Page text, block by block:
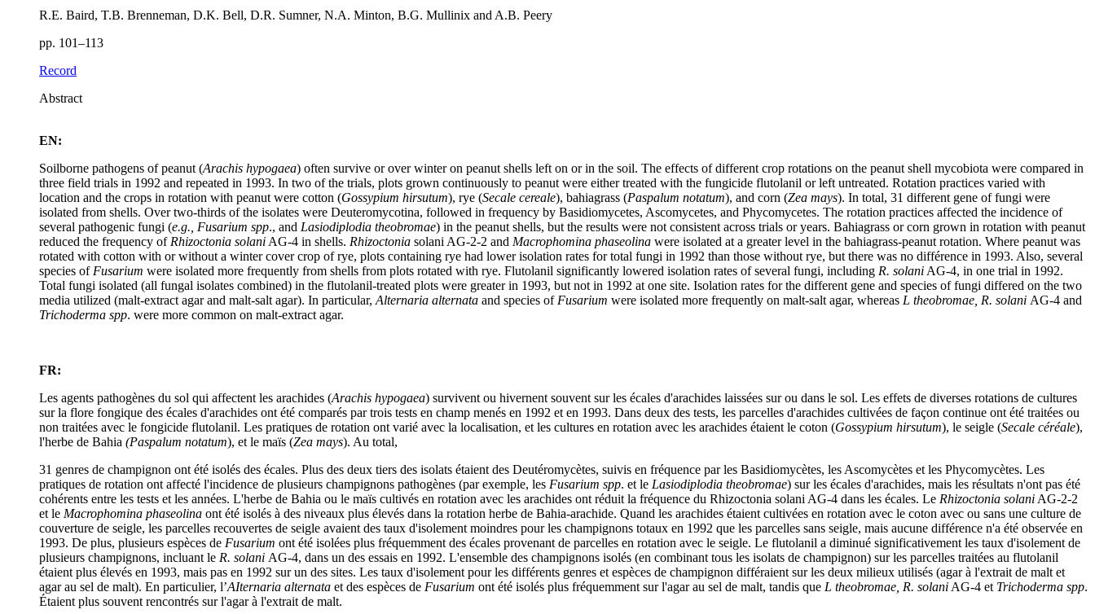
R.E. Baird, T.B. Brenneman, D.K. Bell, D.R. Sumner, N.A. Minton, B.G. Mullinix and A.B. Peery
pp. 101–113
Record
Abstract
EN:
Soilborne pathogens of peanut (Arachis hypogaea) often survive or over winter on peanut shells left on or in the soil. The effects of different crop rotations on the peanut shell mycobiota were compared in
three field trials in 1992 and repeated in 1993. In two of the trials, plots grown continuously to peanut were either treated with the fungicide flutolanil or left untreated. Rotation practices varied with
location and the crops in rotation with peanut were cotton (Gossypium hirsutum), rye (Secale cereale), bahiagrass (Paspalum notatum), and corn (Zea mays). In total, 31 different gene of fungi were
isolated from shells. Over two-thirds of the isolates were Deuteromycotina, followed in frequency by Basidiomycetes, Ascomycetes, and Phycomycetes. The rotation practices affected the incidence of
several pathogenic fungi (e.g., Fusarium spp., and Lasiodiplodia theobromae) in the peanut shells, but the results were not consistent across trials or years. Bahiagrass or corn grown in rotation with peanut
reduced the frequency of Rhizoctonia solani AG-4 in shells. Rhizoctonia solani AG-2-2 and Macrophomina phaseolina were isolated at a greater level in the bahiagrass-peanut rotation. Where peanut was
rotated with cotton with or without a winter cover crop of rye, plots containing rye had lower isolation rates for total fungi in 1992 than those without rye, but there was no différence in 1993. Also, several
species of Fusarium were isolated more frequently from shells from plots rotated with rye. Flutolanil significantly lowered isolation rates of several fungi, including R. solani AG-4, in one trial in 1992.
Total fungi isolated (all fungal isolates combined) in the flutolanil-treated plots were greater in 1993, but not in 1992 at one site. Isolation rates for the different gene and species of fungi differed on the two
media utilized (malt-extract agar and malt-salt agar). In particular, Alternaria alternata and species of Fusarium were isolated more frequently on malt-salt agar, whereas L theobromae, R. solani AG-4 and
Trichoderma spp. were more common on malt-extract agar.
FR:
Les agents pathogènes du sol qui affectent les arachides (Arachis hypogaea) survivent ou hivernent souvent sur les écales d'arachides laissées sur ou dans le sol. Les effets de diverses rotations de cultures
sur la flore fongique des écales d'arachides ont été comparés par trois tests en champ menés en 1992 et en 1993. Dans deux des tests, les parcelles d'arachides cultivées de façon continue ont été traitées ou
non traitées avec le fongicide flutolanil. Les pratiques de rotation ont varié avec la localisation, et les cultures en rotation avec les arachides étaient le coton (Gossypium hirsutum), le seigle (Secale céréale),
l'herbe de Bahia (Paspalum notatum), et le maïs (Zea mays). Au total,
31 genres de champignon ont été isolés des écales. Plus des deux tiers des isolats étaient des Deutéromycètes, suivis en fréquence par les Basidiomycètes, les Ascomycètes et les Phycomycètes. Les
pratiques de rotation ont affecté l'incidence de plusieurs champignons pathogènes (par exemple, les Fusarium spp. et le Lasiodiplodia theobromae) sur les écales d'arachides, mais les résultats n'ont pas été
cohérents entre les tests et les années. L'herbe de Bahia ou le maïs cultivés en rotation avec les arachides ont réduit la fréquence du Rhizoctonia solani AG-4 dans les écales. Le Rhizoctonia solani AG-2-2
et le Macrophomina phaseolina ont été isolés à des niveaux plus élevés dans la rotation herbe de Bahia-arachide. Quand les arachides étaient cultivées en rotation avec le coton avec ou sans une culture de
couverture de seigle, les parcelles recouvertes de seigle avaient des taux d'isolement moindres pour les champignons totaux en 1992 que les parcelles sans seigle, mais aucune différence n'a été observée en
1993. De plus, plusieurs espèces de Fusarium ont été isolées plus fréquemment des écales provenant de parcelles en rotation avec le seigle. Le flutolanil a diminué significativement les taux d'isolement de
plusieurs champignons, incluant le R. solani AG-4, dans un des essais en 1992. L'ensemble des champignons isolés (en combinant tous les isolats de champignon) sur les parcelles traitées au flutolanil
étaient plus élevés en 1993, mais pas en 1992 sur un des sites. Les taux d'isolement pour les différents genres et espèces de champignon différaient sur les deux milieux utilisés (agar à l'extrait de malt et
agar au sel de malt). En particulier, l’AIternaria alternata et des espèces de Fusarium ont été isolés plus fréquemment sur l'agar au sel de malt, tandis que L theobromae, R. solani AG-4 et Trichoderma spp.
Étaient plus souvent rencontrés sur l'agar à l'extrait de malt.